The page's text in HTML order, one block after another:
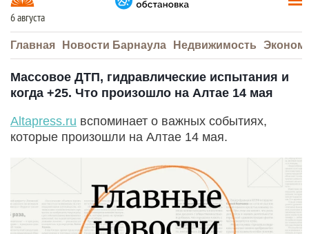
6 августа
Главная Новости Барнаула Недвижимость
Массовое ДТП, гидравлические испытания и
когда +25. Что произошло на Алтае 14 мая
Altapress.ru вспоминает о важных событиях,
которые произошли на Алтае 14 мая.